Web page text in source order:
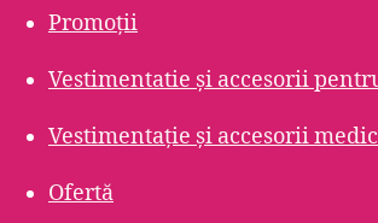
Promoții
Vestimentatie și accesorii
Vestimentație și accesorii
Ofertă